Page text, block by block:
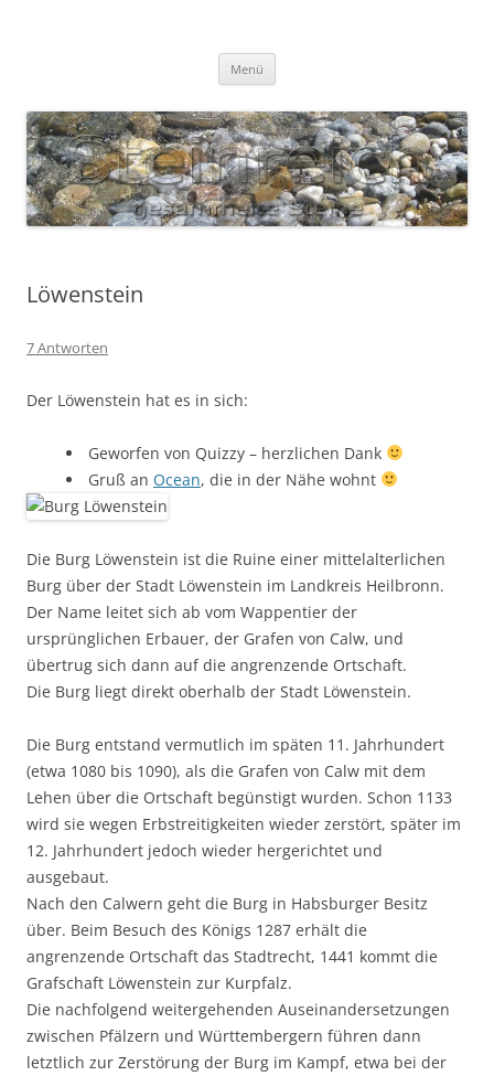
Menü
Löwenstein
7 Antworten
Der Löwenstein hat es in sich:
Geworfen von Quizzy – herzlichen Dank
Gruß an Ocean, die in der Nähe wohnt
Die Burg Löwenstein ist die Ruine einer mittelalterlichen
Burg über der Stadt Löwenstein im Landkreis Heilbronn.
Der Name leitet sich ab vom Wappentier der
ursprünglichen Erbauer, der Grafen von Calw, und
übertrug sich dann auf die angrenzende Ortschaft.
Die Burg liegt direkt oberhalb der Stadt Löwenstein.
Die Burg entstand vermutlich im späten 11. Jahrhundert
(etwa 1080 bis 1090), als die Grafen von Calw mit dem
Lehen über die Ortschaft begünstigt wurden. Schon 1133
wird sie wegen Erbstreitigkeiten wieder zerstört, später im
12. Jahrhundert jedoch wieder hergerichtet und
ausgebaut.
Nach den Calwern geht die Burg in Habsburger Besitz
über. Beim Besuch des Königs 1287 erhält die
angrenzende Ortschaft das Stadtrecht, 1441 kommt die
Grafschaft Löwenstein zur Kurpfalz.
Die nachfolgend weitergehenden Auseinandersetzungen
zwischen Pfälzern und Württembergern führen dann
letztlich zur Zerstörung der Burg im Kampf, etwa bei der